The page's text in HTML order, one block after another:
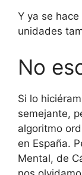
Y ya se
unidades
No
Si lo
semejante,
algoritmo
en España.
Mental, de